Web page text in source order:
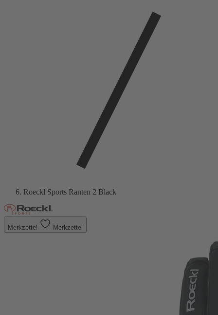
Roeckl Sports Ranten 2 Black
Merkzettel Merkzettel